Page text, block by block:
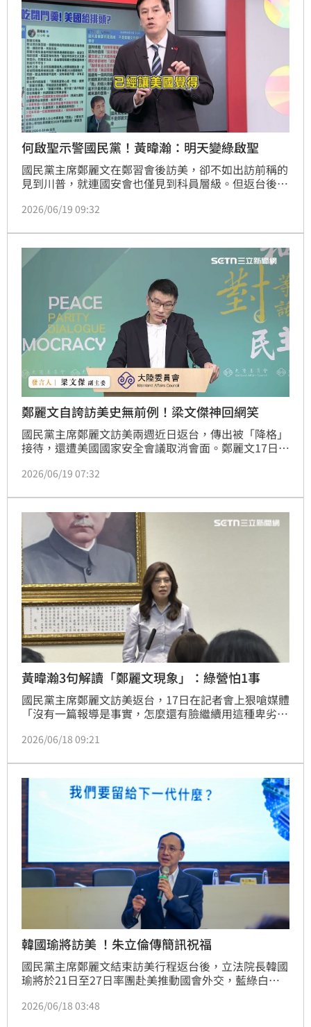
何啟聖示警國民黨！黃暐瀚：明天變綠啟聖
國民黨主席鄭麗文在鄭習會後訪美，卻不如出訪前稱的
見到川普，就連國安會也僅見到科員層級。但返台後的
示警，強調「國民黨需要的是路線，不是鄭麗文的個人
ON AIR》中也提及自己經歷表示，何啟聖恐怕也會被
鄭麗文支持者批評為「綠啟聖」。
2026/06/19 09:32
鄭麗文自誇訪美史無前例！梁文傑神回網笑
國民黨主席鄭麗文訪美兩週近日返台，傳出被「降格」
接待，還遭美國國家安全會議取消會面。鄭麗文17日在
成果超乎預期。對此，陸委會副主委暨發言人梁文傑淡
2026/06/19 07:32
黃暐瀚3句解讀「鄭麗文現象」：綠營怕1事
國民黨主席鄭麗文訪美返台，17日在記者會上狠嗆媒體
「沒有一篇報導是事實，怎麼還有臉繼續用這種卑劣手
麗文現象不知如何應對」。對此，資深媒體人黃暐瀚也
位台灣黨主席這麼不受美方待見」。
2026/06/18 09:21
韓國瑜將訪美 ！朱立倫傳簡訊祝福
國民黨主席鄭麗文結束訪美行程返台後，立法院長韓國
瑜將於21日至27日率團赴美推動國會外交，藍綠白黨
主席朱立倫今（18日）表示，他特別傳了簡訊給韓國
2026/06/18 03:48